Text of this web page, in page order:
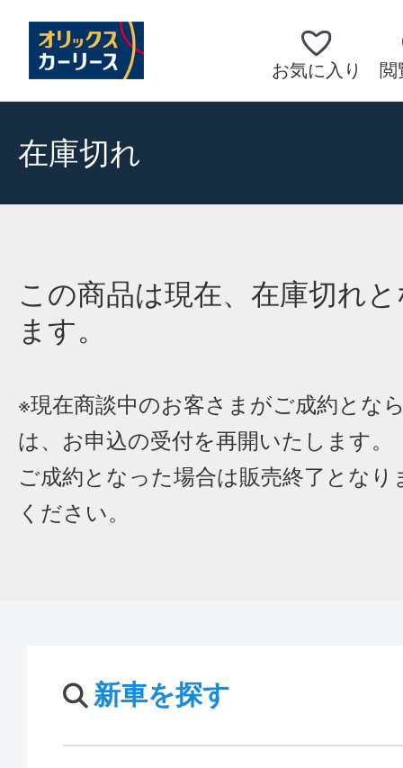
お気に入り 閲
在庫切れ
この商品は現在、在庫切れ
ます。
※現在商談中のお客さまがご成約とな
は、お申込の受付を再開いたします。
ご成約となった場合は販売終了となり
ください。
新車を探す